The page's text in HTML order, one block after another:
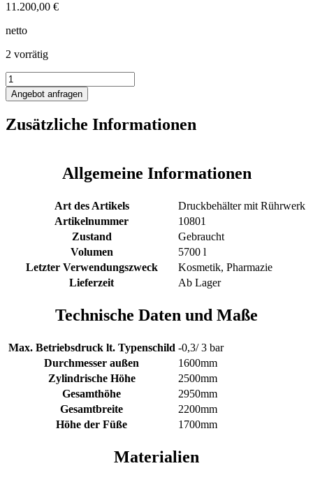
11.200,00 €
netto
2 vorrätig
5700L
Druckbehälter
mit
Menge
Angebot anfragen
Zusätzliche Informationen
Allgemeine Informationen
Art des Artikels
Druckbehälter mit Rührwerk
Artikelnummer
10801
Zustand
Gebraucht
Volumen
5700 l
Letzter Verwendungszweck
Kosmetik, Pharmazie
Lieferzeit
Ab Lager
Technische Daten und Maße
Max. Betriebsdruck lt. Typenschild -0,3/ 3 bar
Durchmesser außen
1600mm
Zylindrische Höhe
2500mm
Gesamthöhe
2950mm
Gesamtbreite
2200mm
Höhe der Füße
1700mm
Materialien